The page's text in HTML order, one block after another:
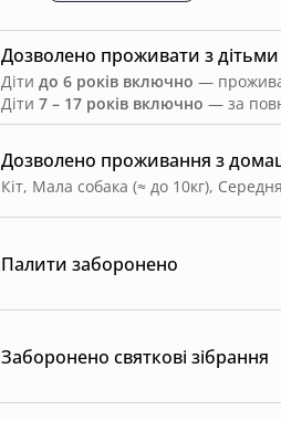
Дозволено проживання з
Кіт, Мала собака (≈ до 10кг),
Дозволено проживати з дітьми
Діти до 6 років включно —
Діти 7 – 17 років включно — за
Палити заборонено
Заборонено святкові зібрання